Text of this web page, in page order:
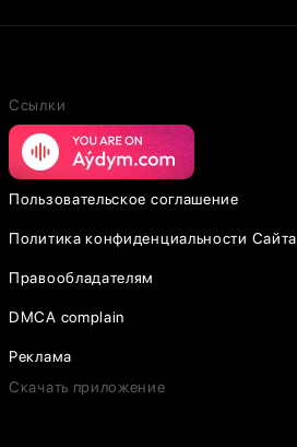
Ссылки
Пользовательское соглашение
Политика конфиденциальности Сайта
Правообладателям
DMCA complain
Реклама
Скачать приложение